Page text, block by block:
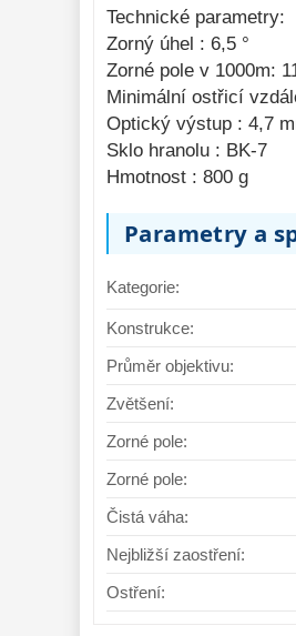
Binokulární dalekohled
Hunter 7x50
1 395,-
Technické parametry:
Zorný úhel : 6,5 °
Zorné pole v 1000m:
Minimální ostřicí
Optický výstup : 4,7
Sklo hranolu : BK-7
Hmotnost : 800 g
Parametry a
Kategorie:
Konstrukce:
Průměr objektivu:
Zvětšení:
Zorné pole:
Zorné pole:
Čistá váha:
Nejbližší zaostření:
Ostření: